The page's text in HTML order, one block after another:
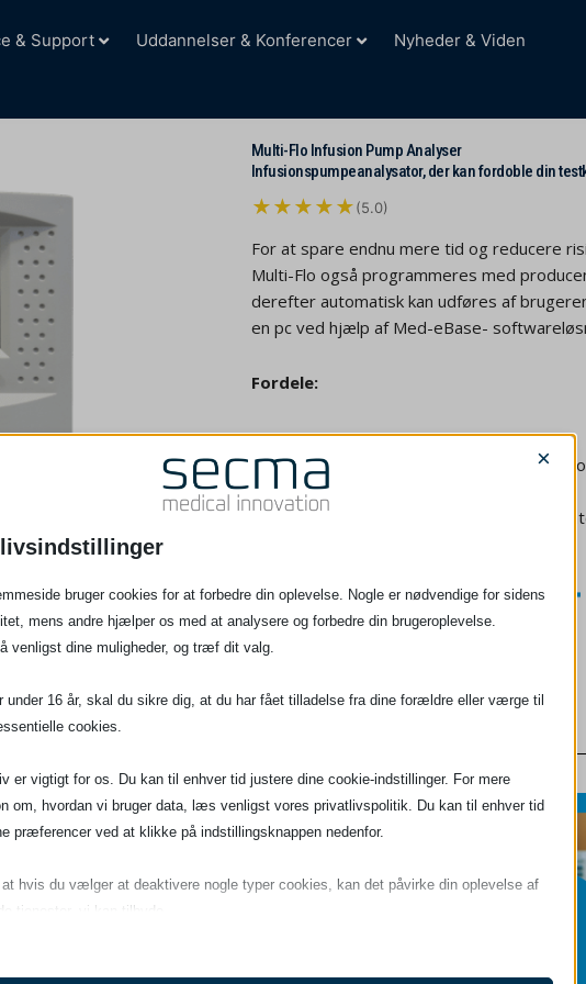
& Support Uddannelser & Konferencer
Nyheder & Viden
Multi-Flo Infusion Pump Analyser
Infusionspumpeanalysator, der kan fordoble din
★★★★★(5.0)
For at spare endnu mere tid og reducere
Multi-Flo også programmeres med
derefter automatisk kan udføres af
en pc ved hjælp af Med-eBase-
Fordele:
IEC 60601-2-24-kompatibel
1, 2 og 4 individuelle
Øjeblikkelig flow og tryk
Kompatibel med alle
applikationsnoter til rådighed på deres hjemmeside – samt
×
bruger cookies for at forbedre din oplevelse. Nogle er nødvendige for sidens
mens andre hjælper os med at analysere og forbedre din brugeroplevelse.
venligst dine muligheder, og træf dit valg.
under 16 år, skal du sikre dig, at du har fået tilladelse fra dine forældre eller værge til
cookies.
er vigtigt for os. Du kan til enhver tid justere dine cookie-indstillinger. For mere
om, hvordan vi bruger data, læs venligst vores privatlivspolitik. Du kan til enhver tid
præferencer ved at klikke på indstillingsknappen nedenfor.
hvis du vælger at deaktivere nogle typer cookies, kan det påvirke din oplevelse af
tjenester, vi kan tilbyde.